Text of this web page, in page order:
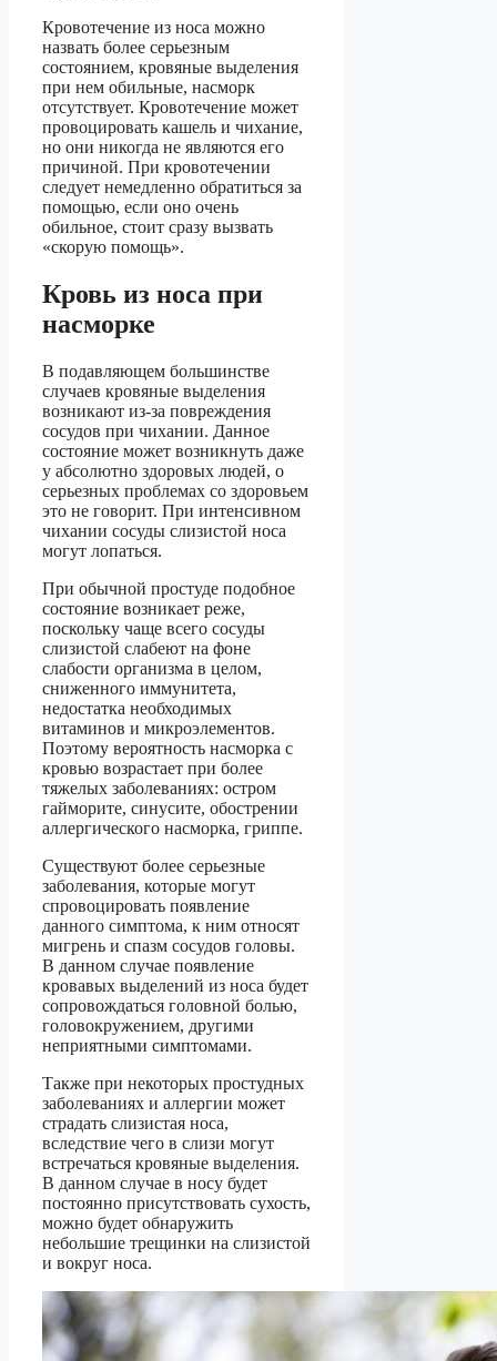
Кровотечение из носа можно
назвать более серьезным
состоянием, кровяные выделения
при нем обильные, насморк
отсутствует. Кровотечение может
провоцировать кашель и чихание,
но они никогда не являются его
причиной. При кровотечении
следует немедленно обратиться за
помощью, если оно очень
обильное, стоит сразу вызвать
«скорую помощь».
Кровь из носа при
насморке
В подавляющем большинстве
случаев кровяные выделения
возникают из-за повреждения
сосудов при чихании. Данное
состояние может возникнуть даже
у абсолютно здоровых людей, о
серьезных проблемах со здоровьем
это не говорит. При интенсивном
чихании сосуды слизистой носа
могут лопаться.
При обычной простуде подобное
состояние возникает реже,
поскольку чаще всего сосуды
слизистой слабеют на фоне
слабости организма в целом,
сниженного иммунитета,
недостатка необходимых
витаминов и микроэлементов.
Поэтому вероятность насморка с
кровью возрастает при более
тяжелых заболеваниях: остром
гайморите, синусите, обострении
аллергического насморка, гриппе.
Существуют более серьезные
заболевания, которые могут
спровоцировать появление
данного симптома, к ним относят
мигрень и спазм сосудов головы.
В данном случае появление
кровавых выделений из носа будет
сопровождаться головной болью,
головокружением, другими
неприятными симптомами.
Также при некоторых простудных
заболеваниях и аллергии может
страдать слизистая носа,
вследствие чего в слизи могут
встречаться кровяные выделения.
В данном случае в носу будет
постоянно присутствовать сухость,
можно будет обнаружить
небольшие трещинки на слизистой
и вокруг носа.